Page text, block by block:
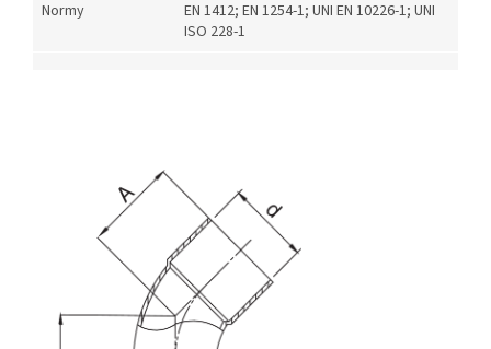
Normy
EN 1412; EN 1254-1; UNI EN 10226-1; UNI
ISO 228-1